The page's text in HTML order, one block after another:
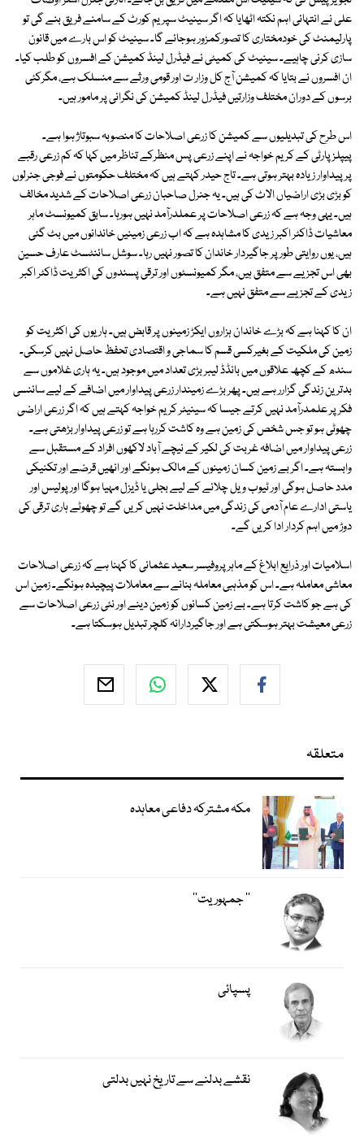
علی نے انتہائی اہم نکتہ اٹھایا کہ اگر سینیٹ سپریم کورٹ کے سامنے فریق بنے گی تو
پارلیمنٹ کی خودمختاری کا تصورکمزور ہوجائے گا۔ سینیٹ کو اس بارے میں قانون
سازی کرنی چاہیے۔ سینیٹ کی کمیٹی نے فیڈرل لینڈ کمیشن کے افسروں کو طلب کیا۔
ان افسروں نے بتایا کہ کمیشن آج کل وزار ت اور قومی ورثے سے منسلک ہے، مگرکئی
برسوں کے دوران مختلف وزارتیں فیڈرل لینڈ کمیشن کی نگرانی پر مامور ہیں۔
اس طرح کی تبدیلیوں سے کمیشن کا زرعی اصلاحات کا منصوبہ سبوتاژ ہوا ہے۔
پیپلزپارٹی کے کریم خواجہ نے اپنے زرعی پس منظرکے تناظر میں کہا کہ کم زرعی رقبے
پر پیداوار زیادہ بہتر ہوتی ہے۔ تاج حیدر کہتے ہیں کہ مختلف حکومتوں نے فوجی جنرلوں
کو بڑی بڑی اراضیاں الاٹ کی ہیں۔ یہ جنرل صاحبان زرعی اصلاحات کے شدید مخالف
ہیں۔ یہی وجہ ہے کہ زرعی اصلاحات پر عملدرآمد نہیں ہورہا۔ سابق کمیونسٹ ماہر
معاشیات ڈاکٹر اکبر زیدی کا مشاہدہ ہے کہ اب زرعی زمینیں خاندانوں میں بٹ گئی
ہیں، یوں روایتی طور پر جاگیردار خاندان کا تصور نہیں رہا۔ سوشل سائنٹسٹ عارف حسین
بھی اس تجزیے سے متفق ہیں، مگر کمیونسٹوں اور ترقی پسندوں کی اکثریت ڈاکٹر اکبر
زیدی کے تجزیے سے متفق نہیں ہے۔
ان کا کہنا ہے کہ بڑے خاندان ہزاروں ایکڑ زمینوں پر قابض ہیں۔ ہاریوں کی اکثریت کو
زمین کی ملکیت کے بغیرکسی قسم کا سماجی و اقتصادی تحفظ حاصل نہیں کرسکی۔
سندھ کے کچھ علاقوں میں بانڈڈ لیبر بڑی تعداد میں موجود ہیں۔ یہ ہاری غلاموں سے
بدترین زندگی گزارر ہے ہیں۔ پھر بڑے زمیندار زرعی پیداوار میں اضافے کے لیے سائنسی
فکر پر علمدرآمد نہیں کرتے جیسا کہ سینیٹر کریم خواجہ کہتے ہیں کہ اگر زرعی اراضی
چھوٹی ہو تو جس شخص کی زمین ہے وہ کاشت کررہا ہے تو زرعی پیداوار بڑھتی ہے۔
زرعی پیداوار میں اضافہ غربت کی لکیر کے نیچے آباد لاکھوں افراد کے مستقبل سے
وابستہ ہے۔ اگر بے زمین کسان زمینوں کے مالک ہونگے اور انھیں قرضے اور تکنیکی
مدد حاصل ہوگی اور ٹیوب ویل چلانے کے لیے بجلی یا ڈیزل مہیا ہوگا اور پولیس اور
یاستی ادارے عام آدمی کی زندگی میں مداخلت نہیں کریں گے تو چھوٹے ہاری ترقی کی
دوڑ میں اہم کردار ادا کریں گے۔
اسلامیات اور ذرایع ابلاغ کے ماہر پروفیسر سعید عثمانی کا کہنا ہے کہ زرعی اصلاحات
معاشی معاملہ ہے۔ اس کو مذہبی معاملہ بنانے سے معاملات پیچیدہ ہونگے۔ زمین اس
کی ہے جو کاشت کرتا ہے۔ بے زمین کسانوں کو زمین دینے اور نئی زرعی اصلاحات سے
زرعی معیشت بہتر ہوسکتی ہے اور جاگیردارانہ کلچر تبدیل ہوسکتا ہے۔
متعلقہ
مکہ مشترکہ دفاعی معاہدہ
’’ جمہوریت‘‘
پسپائی
نقشے بدلنے سے تاریخ نہیں بدلتی